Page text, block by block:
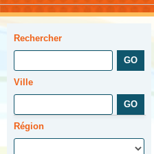
Rechercher
Ville
Région